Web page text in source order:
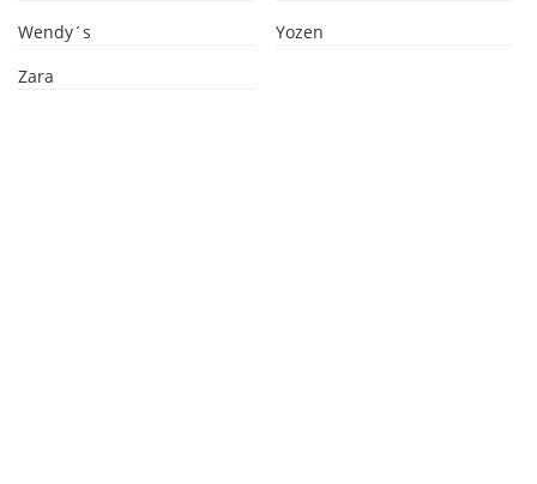
Wendy´s
Yozen
Zara